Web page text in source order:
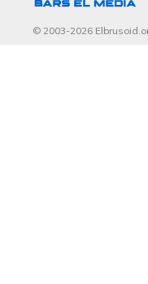
© 2003-2026